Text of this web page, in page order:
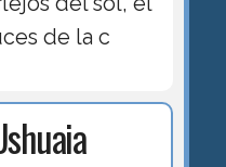
de la c